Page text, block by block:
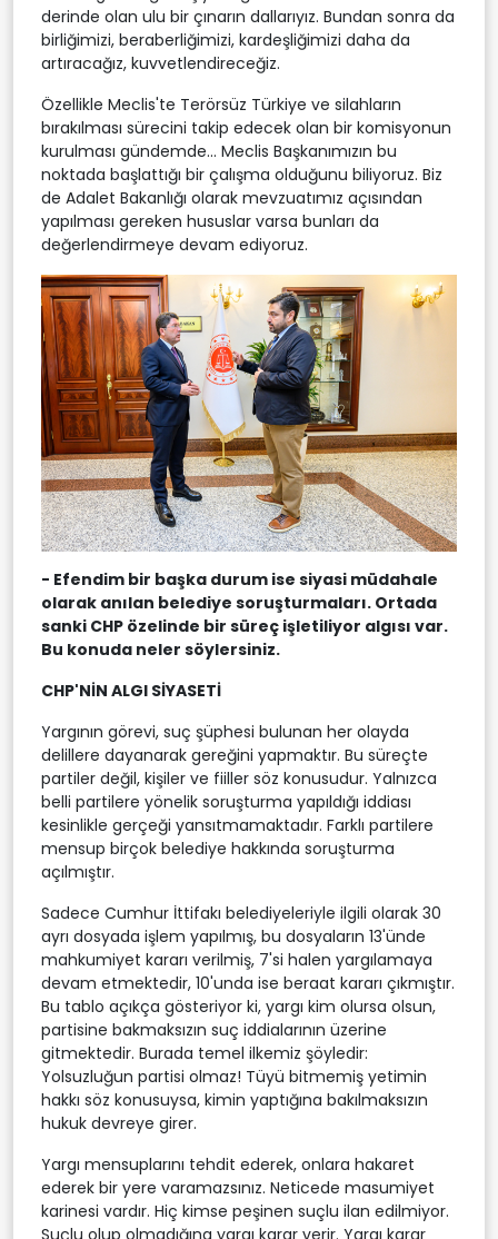
derinde olan ulu bir çınarın dallarıyız. Bundan sonra da
birliğimizi, beraberliğimizi, kardeşliğimizi daha da
artıracağız, kuvvetlendireceğiz.
Özellikle Meclis'te Terörsüz Türkiye ve silahların
bırakılması sürecini takip edecek olan bir komisyonun
kurulması gündemde... Meclis Başkanımızın bu
noktada başlattığı bir çalışma olduğunu biliyoruz. Biz
de Adalet Bakanlığı olarak mevzuatımız açısından
yapılması gereken hususlar varsa bunları da
değerlendirmeye devam ediyoruz.
- Efendim bir başka durum ise siyasi müdahale
olarak anılan belediye soruşturmaları. Ortada
sanki CHP özelinde bir süreç işletiliyor algısı var.
Bu konuda neler söylersiniz.
CHP'NİN ALGI SİYASETİ
Yargının görevi, suç şüphesi bulunan her olayda
delillere dayanarak gereğini yapmaktır. Bu süreçte
partiler değil, kişiler ve fiiller söz konusudur. Yalnızca
belli partilere yönelik soruşturma yapıldığı iddiası
kesinlikle gerçeği yansıtmamaktadır. Farklı partilere
mensup birçok belediye hakkında soruşturma
açılmıştır.
Sadece Cumhur İttifakı belediyeleriyle ilgili olarak 30
ayrı dosyada işlem yapılmış, bu dosyaların 13'ünde
mahkumiyet kararı verilmiş, 7'si halen yargılamaya
devam etmektedir, 10'unda ise beraat kararı çıkmıştır.
Bu tablo açıkça gösteriyor ki, yargı kim olursa olsun,
partisine bakmaksızın suç iddialarının üzerine
gitmektedir. Burada temel ilkemiz şöyledir:
Yolsuzluğun partisi olmaz! Tüyü bitmemiş yetimin
hakkı söz konusuysa, kimin yaptığına bakılmaksızın
hukuk devreye girer.
Yargı mensuplarını tehdit ederek, onlara hakaret
ederek bir yere varamazsınız. Neticede masumiyet
karinesi vardır. Hiç kimse peşinen suçlu ilan edilmiyor.
Suçlu olup olmadığına yargı karar verir. Yargı karar